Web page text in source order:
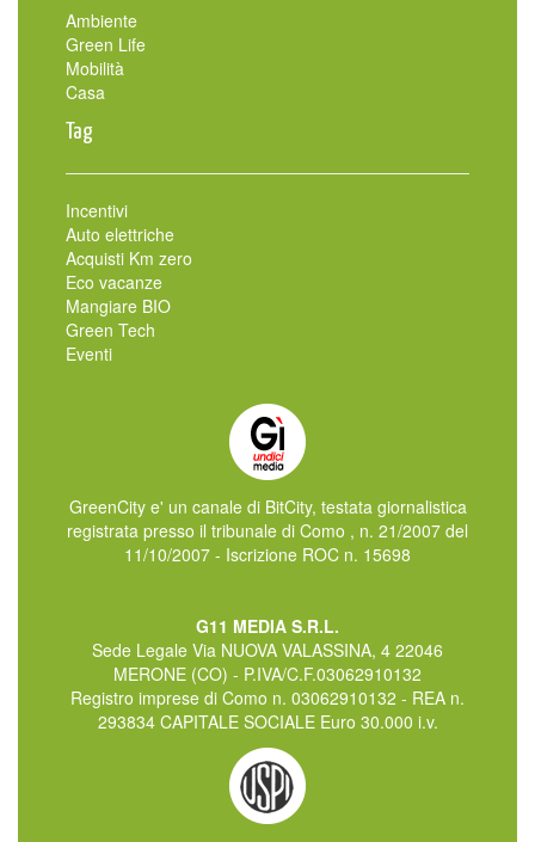
Ambiente
Green Life
Mobilità
Casa
Tag
Incentivi
Auto elettriche
Acquisti Km zero
Eco vacanze
Mangiare BIO
Green Tech
Eventi
GreenCity e' un canale di BitCity, testata giornalistica
registrata presso il tribunale di Como , n. 21/2007 del
11/10/2007 - Iscrizione ROC n. 15698
G11 MEDIA S.R.L.
Sede Legale Via NUOVA VALASSINA, 4 22046
MERONE (CO) - P.IVA/C.F.03062910132
Registro imprese di Como n. 03062910132 - REA n.
293834 CAPITALE SOCIALE Euro 30.000 i.v.